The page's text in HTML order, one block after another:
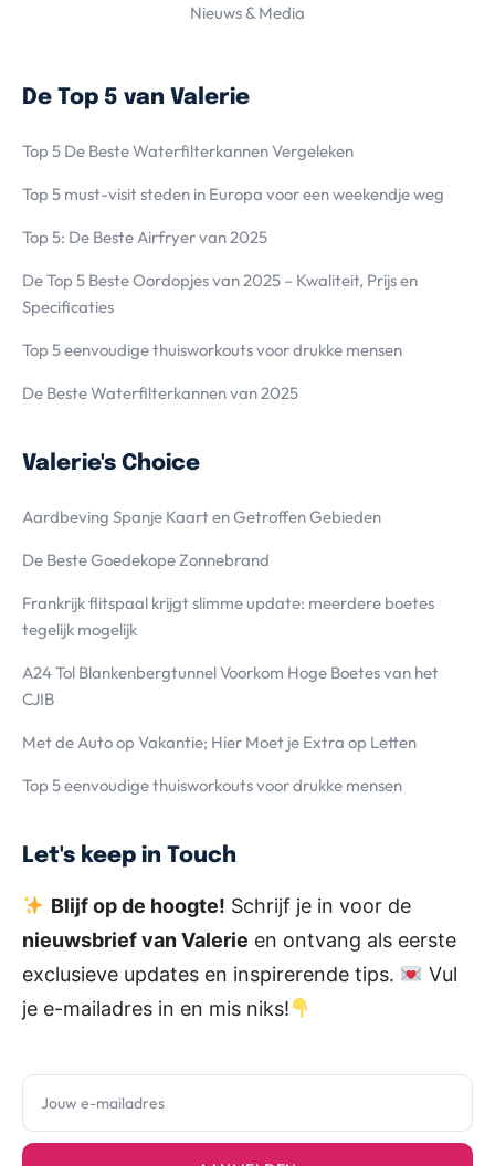
Nieuws & Media
De Top 5 van Valerie
Top 5 De Beste Waterfilterkannen Vergeleken
Top 5 must-visit steden in Europa voor een weekendje weg
Top 5: De Beste Airfryer van 2025
De Top 5 Beste Oordopjes van 2025 – Kwaliteit, Prijs en
Specificaties
Top 5 eenvoudige thuisworkouts voor drukke mensen
De Beste Waterfilterkannen van 2025
Valerie's Choice
Aardbeving Spanje Kaart en Getroffen Gebieden
De Beste Goedekope Zonnebrand
Frankrijk flitspaal krijgt slimme update: meerdere boetes
tegelijk mogelijk
A24 Tol Blankenbergtunnel Voorkom Hoge Boetes van het
CJIB
Met de Auto op Vakantie; Hier Moet je Extra op Letten
Top 5 eenvoudige thuisworkouts voor drukke mensen
Let's keep in Touch
Blijf op de hoogte! Schrijf je in voor de
nieuwsbrief van Valerie en ontvang als eerste
exclusieve updates en inspirerende tips.
Vul
je e-mailadres in en mis niks!